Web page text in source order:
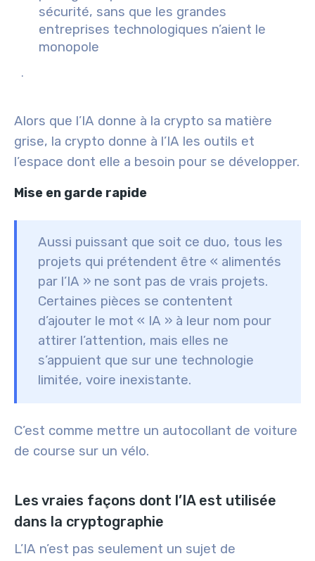
sécurité, sans que les grandes
entreprises technologiques n’aient le
monopole
.
Alors que l’IA donne à la crypto sa matière
grise, la crypto donne à l’IA les outils et
l’espace dont elle a besoin pour se développer.
Mise en garde rapide
Aussi puissant que soit ce duo, tous les
projets qui prétendent être « alimentés
par l’IA » ne sont pas de vrais projets.
Certaines pièces se contentent
d’ajouter le mot « IA » à leur nom pour
attirer l’attention, mais elles ne
s’appuient que sur une technologie
limitée, voire inexistante.
C’est comme mettre un autocollant de voiture
de course sur un vélo.
Les vraies façons dont l’IA est utilisée
dans la cryptographie
L’IA n’est pas seulement un sujet de